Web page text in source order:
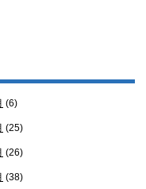
(6)
(25)
(26)
(38)